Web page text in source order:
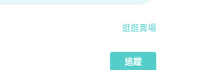
家
逛逛賣場
追蹤